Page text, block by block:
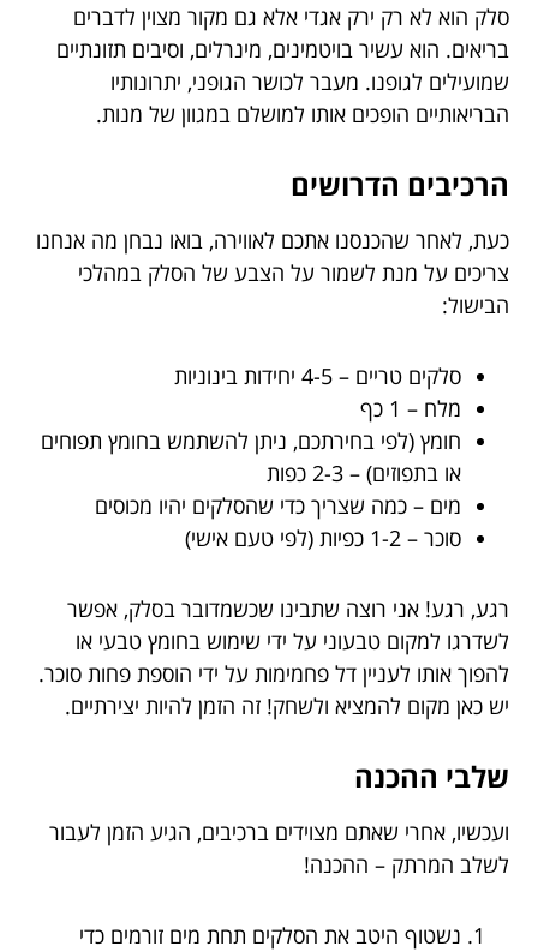
סלק הוא לא רק ירק אגדי אלא גם מקור מצוין לדברים
בריאים. הוא עשיר בויטמינים, מינרלים, וסיבים תזונתיים
שמועילים לגופנו. מעבר לכושר הגופני, יתרונותיו
הבריאותיים הופכים אותו למושלם במגוון של מנות.
הרכיבים הדרושים
כעת, לאחר שהכנסנו אתכם לאווירה, בואו נבחן מה אנחנו
צריכים על מנת לשמור על הצבע של הסלק במהלכי
הבישול:
סלקים טריים – 4-5 יחידות בינוניות
מלח – 1 כף
חומץ (לפי בחירתכם, ניתן להשתמש בחומץ תפוחים
או בתפוזים) – 2-3 כפות
מים – כמה שצריך כדי שהסלקים יהיו מכוסים
סוכר – 1-2 כפיות (לפי טעם אישי)
רגע, רגע! אני רוצה שתבינו שכשמדובר בסלק, אפשר
לשדרגו למקום טבעוני על ידי שימוש בחומץ טבעי או
להפוך אותו לעניין דל פחמימות על ידי הוספת פחות סוכר.
יש כאן מקום להמציא ולשחק! זה הזמן להיות יצירתיים.
שלבי ההכנה
ועכשיו, אחרי שאתם מצוידים ברכיבים, הגיע הזמן לעבור
לשלב המרתק – ההכנה!
נשטוף היטב את הסלקים תחת מים זורמים כדי